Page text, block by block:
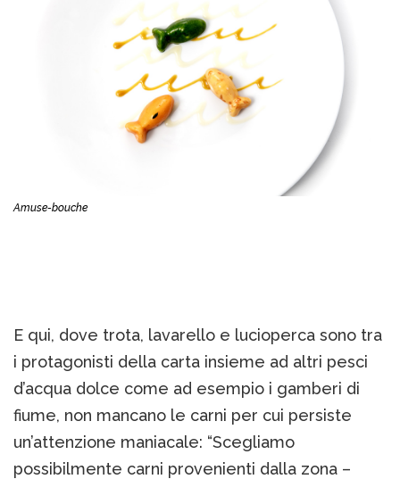
Amuse-bouche
E qui, dove trota, lavarello e lucioperca sono tra
i protagonisti della carta insieme ad altri pesci
d’acqua dolce come ad esempio i gamberi di
fiume, non mancano le carni per cui persiste
un’attenzione maniacale: “Scegliamo
possibilmente carni provenienti dalla zona –